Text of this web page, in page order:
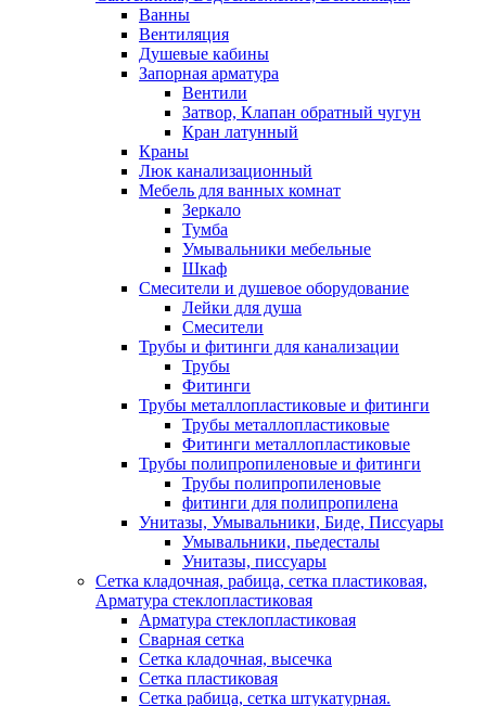
Ванны
Вентиляция
Душевые кабины
Запорная арматура
Вентили
Затвор, Клапан обратный чугун
Кран латунный
Краны
Люк канализационный
Мебель для ванных комнат
Зеркало
Тумба
Умывальники мебельные
Шкаф
Смесители и душевое оборудование
Лейки для душа
Смесители
Трубы и фитинги для канализации
Трубы
Фитинги
Трубы металлопластиковые и фитинги
Трубы металлопластиковые
Фитинги металлопластиковые
Трубы полипропиленовые и фитинги
Трубы полипропиленовые
фитинги для полипропилена
Унитазы, Умывальники, Биде, Писсуары
Умывальники, пьедесталы
Унитазы, писсуары
Сетка кладочная, рабица, сетка пластиковая,
Арматура стеклопластиковая
Арматура стеклопластиковая
Сварная сетка
Сетка кладочная, высечка
Сетка пластиковая
Сетка рабица, сетка штукатурная.